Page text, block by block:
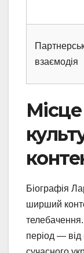
взаємодія
Біографія
ширший
телебачення.
період — від